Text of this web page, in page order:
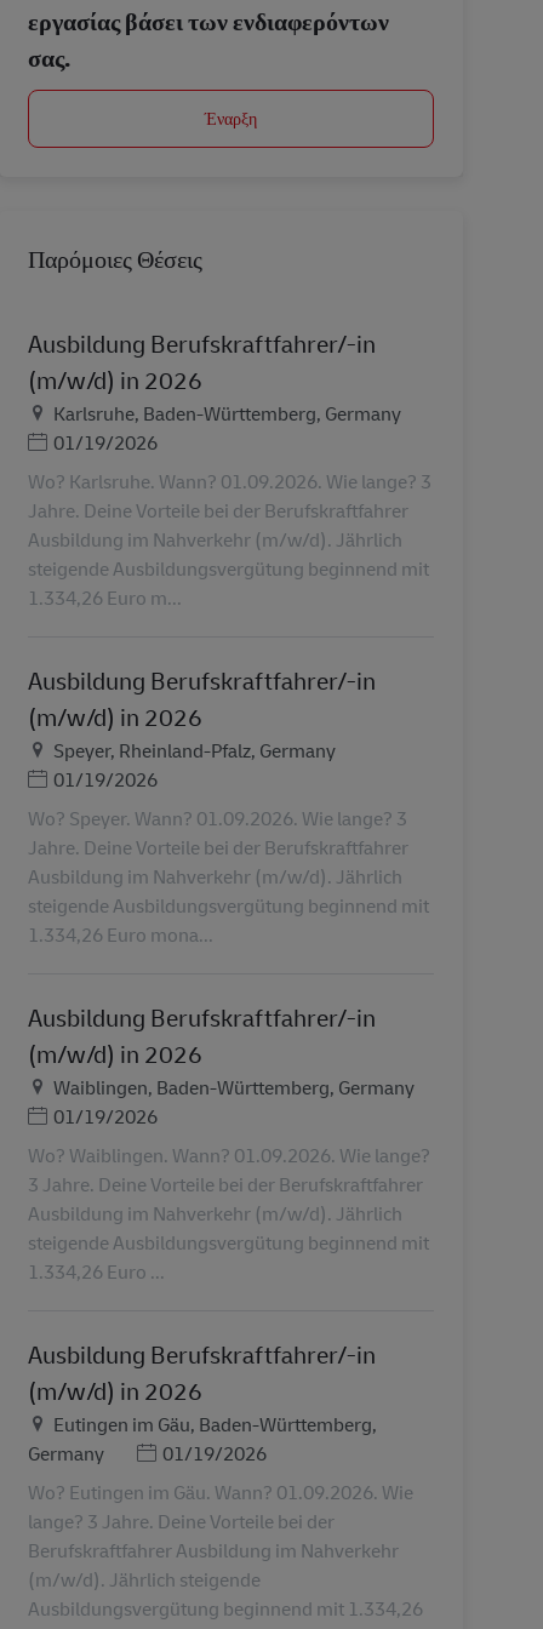
εργασίας βάσει των ενδιαφερόντων
σας.
Έναρξη
Παρόμοιες Θέσεις
Ausbildung Berufskraftfahrer/-in
(m/w/d) in 2026
Τοποθεσία
Karlsruhe, Baden-Württemberg, Germany
Ημερομηνία Ανάρτησης
01/19/2026
Wo? Karlsruhe. Wann? 01.09.2026. Wie lange? 3
Jahre. Deine Vorteile bei der Berufskraftfahrer
Ausbildung im Nahverkehr (m/w/d). Jährlich
steigende Ausbildungsvergütung beginnend mit
1.334,26 Euro m...
Ausbildung Berufskraftfahrer/-in
(m/w/d) in 2026
Τοποθεσία
Speyer, Rheinland-Pfalz, Germany
Ημερομηνία Ανάρτησης
01/19/2026
Wo? Speyer. Wann? 01.09.2026. Wie lange? 3
Jahre. Deine Vorteile bei der Berufskraftfahrer
Ausbildung im Nahverkehr (m/w/d). Jährlich
steigende Ausbildungsvergütung beginnend mit
1.334,26 Euro mona...
Ausbildung Berufskraftfahrer/-in
(m/w/d) in 2026
Τοποθεσία
Waiblingen, Baden-Württemberg, Germany
Ημερομηνία Ανάρτησης
01/19/2026
Wo? Waiblingen. Wann? 01.09.2026. Wie lange?
3 Jahre. Deine Vorteile bei der Berufskraftfahrer
Ausbildung im Nahverkehr (m/w/d). Jährlich
steigende Ausbildungsvergütung beginnend mit
1.334,26 Euro ...
Ausbildung Berufskraftfahrer/-in
(m/w/d) in 2026
Τοποθεσία
Eutingen im Gäu, Baden-Württemberg,
Germany
Ημερομηνία Ανάρτησης
01/19/2026
Wo? Eutingen im Gäu. Wann? 01.09.2026. Wie
lange? 3 Jahre. Deine Vorteile bei der
Berufskraftfahrer Ausbildung im Nahverkehr
(m/w/d). Jährlich steigende
Ausbildungsvergütung beginnend mit 1.334,26